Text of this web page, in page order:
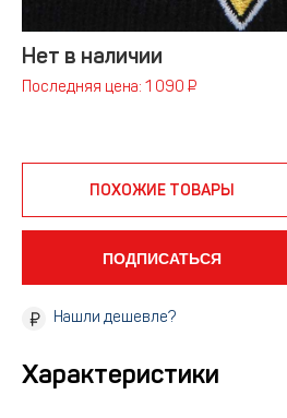
Нет в наличии
Последняя цена: 1 090 ₽
ПОХОЖИЕ ТОВАРЫ
ПОДПИСАТЬСЯ
Нашли дешевле?
Характеристики